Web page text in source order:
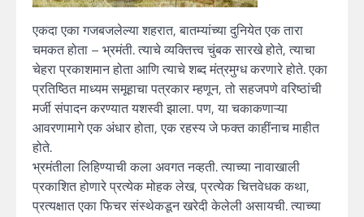
एकदा एका गजबजलेल्या शहरात, बातम्यांच्या दुनियेत एक तारा
चमकत होता – भ्रमंती. त्याचे व्यक्तित्त्व चुंबक सारखे होते, त्याचा
चेहरा प्रकाशमान होता आणि त्याचे शब्द मंत्रमुग्ध करणारे होते. एका
प्रतिष्ठित माध्यम समूहाचा पत्रकार म्हणून, तो सहजपणे वरिष्ठांची
मर्जी संपादन करण्यात यशस्वी झाला. पण, या चकाकणाऱ्या
आवरणामागे एक अंधार होता, एक रहस्य जे फक्त काहींनाच माहीत
होते.
भ्रमंतीला लिहिण्याची कला अवगत नव्हती. त्याच्या नावाखाली
प्रकाशित होणारे प्रत्येक मोहक लेख, प्रत्येक चित्तवेधक कथा,
प्रत्यक्षात एका फिचर संस्थेकडून खरेदी केलेली असायची. त्याच्या